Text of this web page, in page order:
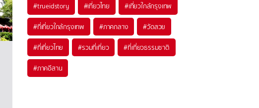
#trueidstory #เที่ยวไทย #เที่ยวใกล้กรุงเทพ
#ที่เที่ยวใกล้กรุงเทพ #ภาคกลาง #วัดสวย
#ที่เที่ยวไทย #รวมที่เที่ยว #ที่เที่ยวธรรมชาติ
#ภาคอีสาน